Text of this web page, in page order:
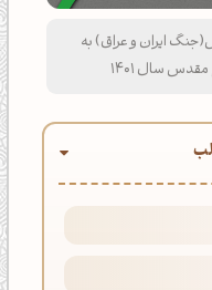
ایران و عراق) به
سال 1401